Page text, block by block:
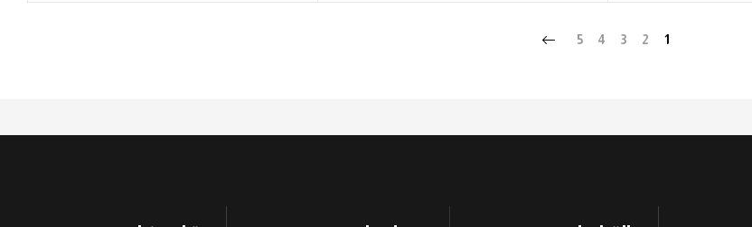
1
2
3
4
5